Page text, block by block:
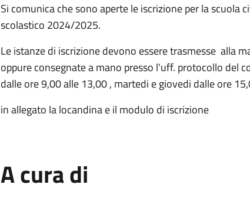
Si comunica che sono aperte le iscrizione per la scuola
scolastico 2024/2025.
Le istanze di iscrizione devono essere trasmesse alla
oppure consegnate a mano presso l'uff. protocollo del
dalle ore 9,00 alle 13,00 , martedi e giovedi dalle ore
in allegato la locandina e il modulo di iscrizione
A cura di